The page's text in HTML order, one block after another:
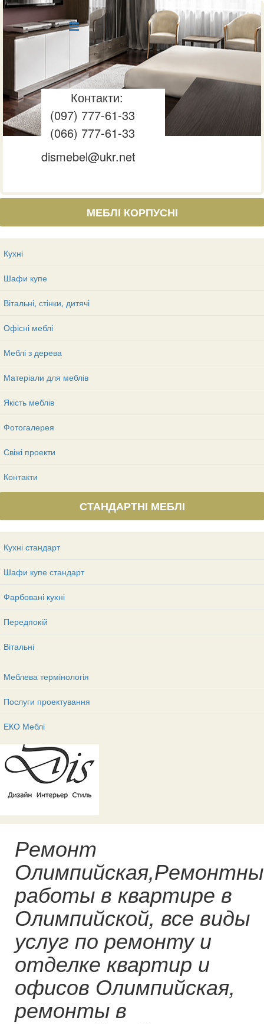
Контакти:
(097) 777-61-33
(066) 777-61-33
dismebel@ukr.net
МЕБЛІ КОРПУСНІ
Кухні
Шафи купе
Вітальні, стінки, дитячі
Офісні меблі
Меблі з дерева
Матеріали для меблів
Якість меблів
Фотогалерея
Свіжі проекти
Контакти
СТАНДАРТНІ МЕБЛІ
Кухні стандарт
Шафи купе стандарт
Фарбовані кухні
Передпокій
Вітальні
Меблева термінологія
Послуги проектування
ЕКО Меблі
Ремонт
работы в квартире в
Олимпийской, все виды
услуг по ремонту и
отделке квартир и
офисов Олимпийская,
ремонты в